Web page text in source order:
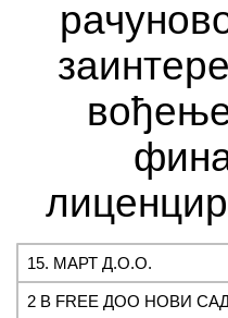
15. МАРТ Д.О.О.
2 B FREE ДОО НОВИ